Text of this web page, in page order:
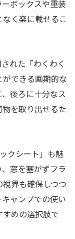
ボックスや重装
く楽に載せるこ
れた「わくわく
できる画期的な
後ろに十分なス
を取り出せるた
クシート」も魅
窓を塞がずフラ
界も確保しつつ
ャンプでの使い
めの選択肢で